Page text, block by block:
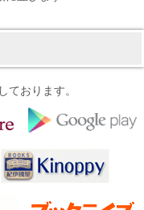
ております。